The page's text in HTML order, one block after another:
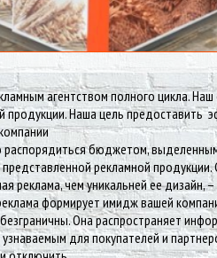
агентством полного цикла. Наш
Наша цель предоставить
бюджетом,
рекламной
реклама, чем уникальней ее дизайн,
формирует имидж вашей
Она распространяет
для покупателей и